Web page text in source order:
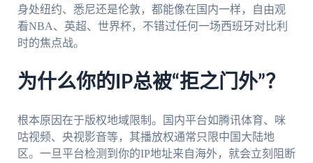
身处纽约、悉尼还是伦敦，都能像在国内一样，自由观
看NBA、英超、世界杯，不错过任何一场西班牙对比利
时的焦点战。
为什么你的IP总被“拒之门外”？
根本原因在于版权地域限制。国内平台如腾讯体育、咪
咕视频、央视影音等，其播放权通常只限中国大陆地
区。一旦平台检测到你的IP地址来自海外，就会立刻阻断